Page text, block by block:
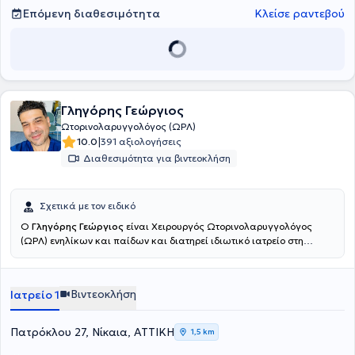
δυνατότητα να ασχολείται με όλα τα παθολογικά και χειρουργικά
περιστατικά.
Επόμενη διαθεσιμότητα Κλείσε ραντεβού
Γληγόρης Γεώργιος
Ωτορινολαρυγγολόγος (ΩΡΛ)
10.0|391 αξιολογήσεις
Διαθεσιμότητα για βιντεοκλήση
Σχετικά με τον ειδικό
Ο Γληγόρης Γεώργιος είναι Χειρουργός Ωτορινολαρυγγολόγος
(ΩΡΛ) ενηλίκων και παίδων και διατηρεί ιδιωτικό ιατρείο στη
Νοσοκομείο Λευκάδας και μετέπειτα στην Ωτορινολαρυγγολογία -
- Πειραιά “Άγιος Παντελεήμων”. Παράλληλα, εξειδικεύθηκε στην
Πλαστική Χειρουργική στο Γενικό Αντικαρκινικό - Ογκολογικό
Νοσοκομείο Αθηνών “Άγιος Σάββας” και στη Μικροχειρουργική στο
Γενικό Νοσοκομείο Αττικής ΚΑΤ. Επιπλέον, παρακολούθησε
Ιατρείο 1 Βιντεοκλήση
Πατρόκλου 27, Νίκαια, ΑΤΤΙΚΗ 1,5 km